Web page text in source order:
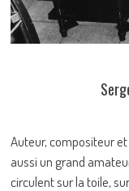
Auteur, compositeur
aussi un grand
circulent sur la toile,